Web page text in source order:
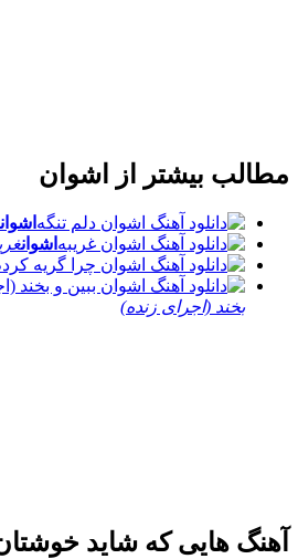
مطالب بیشتر از اشوان
اشوان
اشوان
بخند (اجرای زنده)
آهنگ هایی که شاید خوشتان